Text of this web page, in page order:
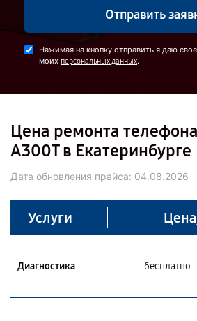
Отправить
Нажимая на кнопку отправить я даю
моих персональных данных.
Цена ремонта
A300T в Екатеринбурге
Дата обновления прайса: 04.08.2026
Услуги
Диагностика бесплатно